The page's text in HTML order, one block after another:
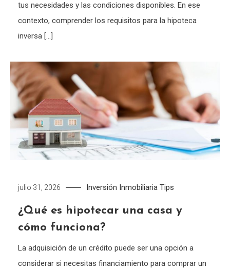
tus necesidades y las condiciones disponibles. En ese
contexto, comprender los requisitos para la hipoteca
inversa […]
julio 31, 2026 Inversión Inmobiliaria Tips
¿Qué es hipotecar una casa y
cómo funciona?
La adquisición de un crédito puede ser una opción a
considerar si necesitas financiamiento para comprar un